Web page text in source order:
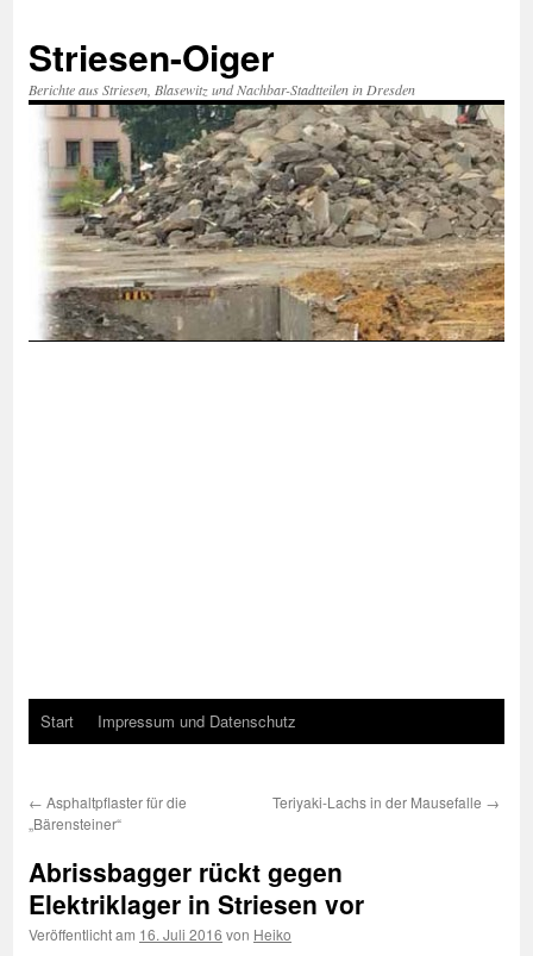
springen
Striesen-Oiger
Berichte aus Striesen, Blasewitz und Nachbar-Stadtteilen in Dresden
Start Impressum und Datenschutz
← Asphaltpflaster für die
„Bärensteiner“
Teriyaki-Lachs in der Mausefalle →
Abrissbagger rückt gegen
Elektriklager in Striesen vor
Veröffentlicht am 16. Juli 2016 von Heiko